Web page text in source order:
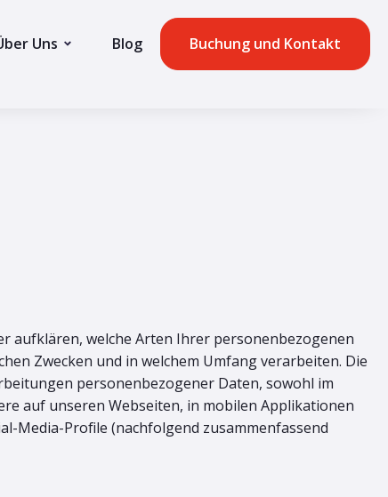
Uns Blog Buchung und Kontakt
aufklären, welche Arten Ihrer personenbezogenen
Zwecken und in welchem Umfang verarbeiten. Die
personenbezogener Daten, sowohl im
auf unseren Webseiten, in mobilen Applikationen
Media-Profile (nachfolgend zusammenfassend